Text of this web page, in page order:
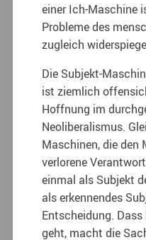
einer Ich-Maschine
Probleme des
zugleich
Die Subjekt-
ist ziemlich
Hoffnung im
Neoliberalismus.
Maschinen, die den
verlorene
einmal als Subjekt
als erkennendes
Entscheidung.
geht, macht die